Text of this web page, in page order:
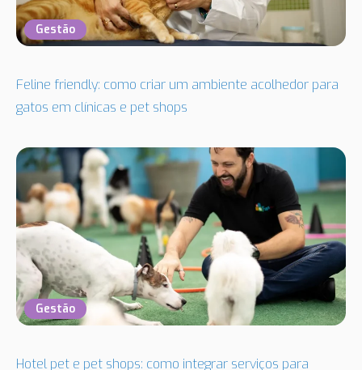
Gestão
Feline friendly: como criar um ambiente acolhedor para
gatos em clínicas e pet shops
Gestão
Hotel pet e pet shops: como integrar serviços para